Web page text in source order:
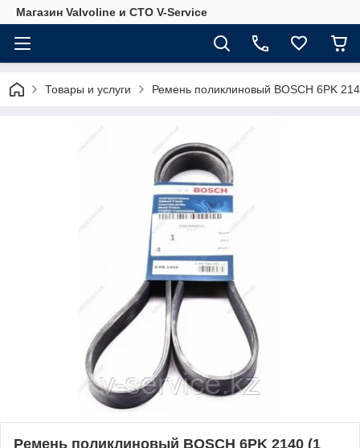
Магазин Valvoline и СТО V-Service
Товары и услуги Ремень поликлиновый BOSCH 6PK
Ремень поликлиновый BOSCH 6PK 2140 (1